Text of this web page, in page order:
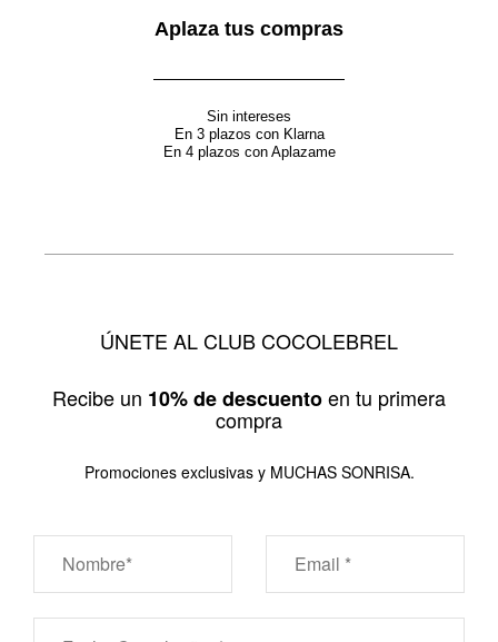
Aplaza tus compras
Sin intereses
En 3 plazos con Klarna
En 4 plazos con Aplazame
ÚNETE AL CLUB COCOLEBREL
Recibe un 10% de descuentoen tu primera
compra
Promociones exclusivas y MUCHAS SONRISA.